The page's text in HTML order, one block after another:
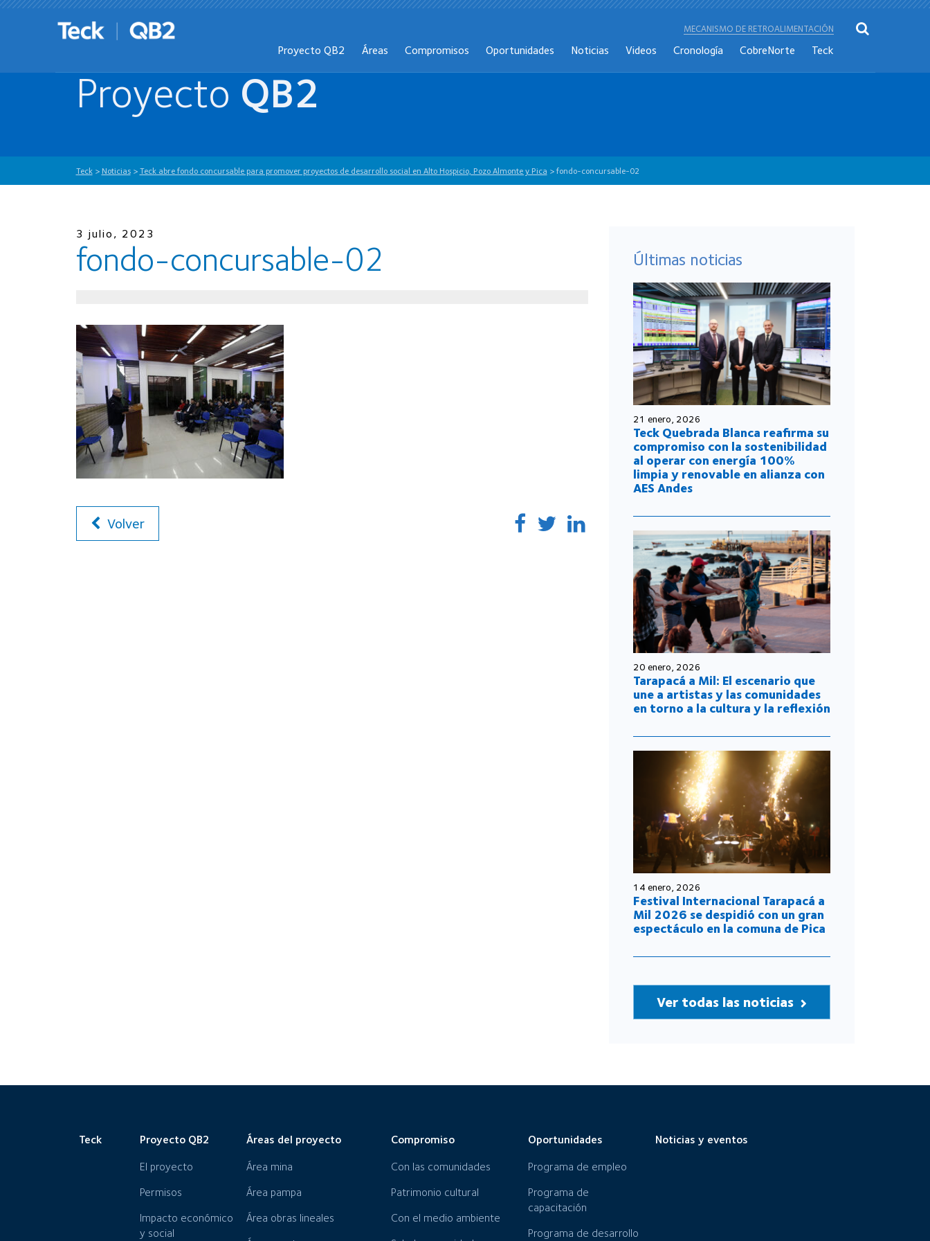
MECANISMO DE RETROALIMENTACIÓN
Proyecto QB2 Áreas Compromisos Oportunidades Noticias Videos Cronología CobreNorte Teck
Proyecto QB2
Teck> Noticias> Teck abre fondo concursable para promover proyectos de desarrollo social en Alto Hospicio, Pozo Almonte y Pica > fondo-concursable-02
3 julio, 2023
fondo-concursable-02
Volver
Últimas noticias
21 enero, 2026
Teck Quebrada Blanca reafirma su
compromiso con la sostenibilidad
al operar con energía 100%
limpia y renovable en alianza con
AES Andes
20 enero, 2026
Tarapacá a Mil: El escenario que
une a artistas y las comunidades
en torno a la cultura y la reflexión
14 enero, 2026
Festival Internacional Tarapacá a
Mil 2026 se despidió con un gran
espectáculo en la comuna de Pica
Ver todas las noticias
Teck Proyecto QB2
El proyecto
Permisos
Impacto económico
y social
Áreas del proyecto
Área mina
Área pampa
Área obras lineales
Compromiso
Con las comunidades
Patrimonio cultural
Con el medio ambiente
Oportunidades
Programa de empleo
Programa de
capacitación
Programa de desarrollo
Noticias y eventos